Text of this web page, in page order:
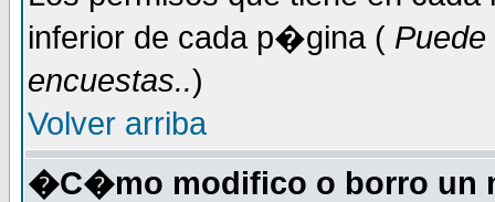
inferior de cada p�gina (
encuestas..)
Volver arriba
�C�mo modifico o borro un